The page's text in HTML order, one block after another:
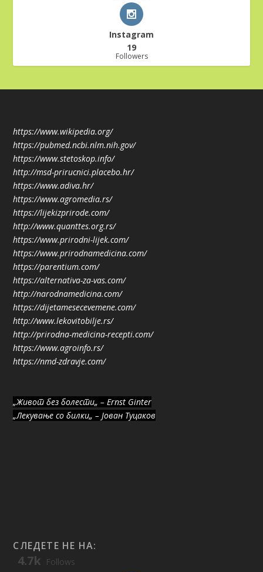
Instagram
19
Followers
https://www.wikipedia.org/
https://pubmed.ncbi.nlm.nih.gov/
https://www.stetoskop.info/
http://msd-prirucnici.placebo.hr/
https://www.adiva.hr/
https://www.agromedia.rs/
https://lijekizprirode.com/
http://www.quanttes.org.rs/
https://www.prirodni-lijek.com/
https://www.prirodnamedicina.com/
https://parentium.com/
https://alternativa-za-vas.com/
http://narodnamedicina.com/
https://dijetamesecevemene.com/
http://www.lekovitobilje.rs/
http://prirodna-medicina-recepti.com/
https://www.agroinfo.rs/
https://nmd-zdravje.com/
„Живот без болести„ – Ernst Ginter
„Лекување со билки„ – Јован Туцаков
СЛЕДЕТЕ НЕ НА:
4.7k Follows